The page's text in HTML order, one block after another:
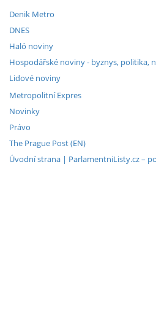
Denik Metro
DNES
Haló noviny
Hospodářské noviny - byznys, politika,
Lidové noviny
Metropolitní Expres
Novinky
Právo
The Prague Post (EN)
Úvodní strana | ParlamentniListy.cz –